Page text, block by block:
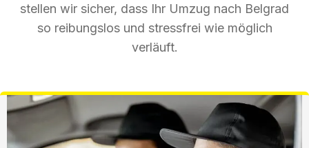
stellen wir sicher, dass Ihr Umzug nach Belgrad
so reibungslos und stressfrei wie möglich
verläuft.